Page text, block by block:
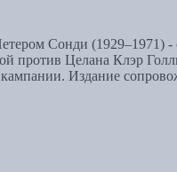
Сонди (1929–1971)
против Целана Клэр
Издание